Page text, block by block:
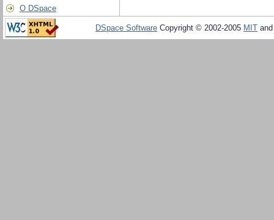
О DSpace
DSpace Software Copyright © 2002-2005 MIT